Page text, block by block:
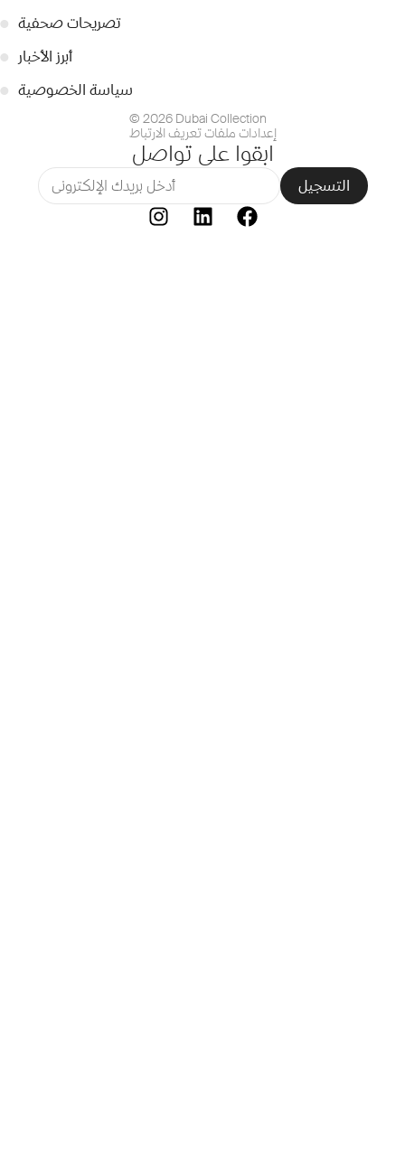
● تصريحات صحفية
●
أبرز الأخبار
● سياسة الخصوصية
© 2026 Dubai Collection
إعدادات ملفات تعريف الارتباط
ابقوا على تواصل
التسجيل